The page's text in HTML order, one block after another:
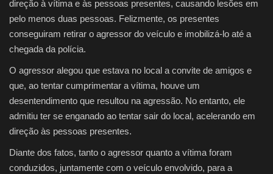
direção à vítima e às pessoas presentes, causando lesões em
pelo menos duas pessoas. Felizmente, os presentes
conseguiram retirar o agressor do veículo e imobilizá-lo até a
chegada da polícia.
O agressor alegou que estava no local a convite de amigos e
que, ao tentar cumprimentar a vítima, houve um
desentendimento que resultou na agressão. No entanto, ele
admitiu ter se enganado ao tentar sair do local, acelerando em
direção às pessoas presentes.
Diante dos fatos, tanto o agressor quanto a vítima foram
conduzidos, juntamente com o veículo envolvido, para a